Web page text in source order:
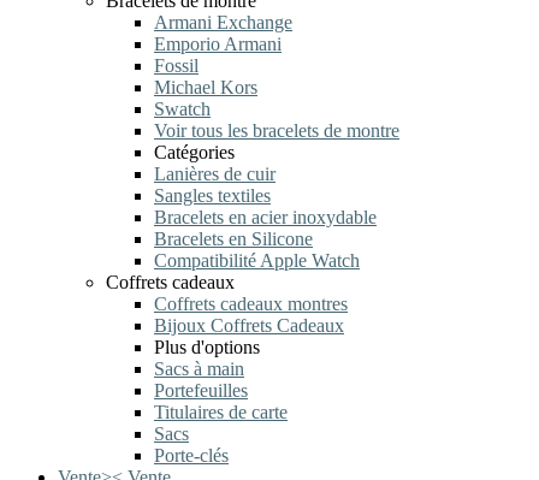
Armani Exchange
Emporio Armani
Fossil
Michael Kors
Swatch
Voir tous les bracelets de montre
Catégories
Lanières de cuir
Sangles textiles
Bracelets en acier inoxydable
Bracelets en Silicone
Compatibilité Apple Watch
Coffrets cadeaux
Coffrets cadeaux montres
Bijoux Coffrets Cadeaux
Plus d'options
Sacs à main
Portefeuilles
Titulaires de carte
Sacs
Porte-clés